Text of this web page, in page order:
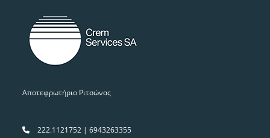
Αποτεφρωτήριο Ριτσώνας
222.1121752 | 6943263355